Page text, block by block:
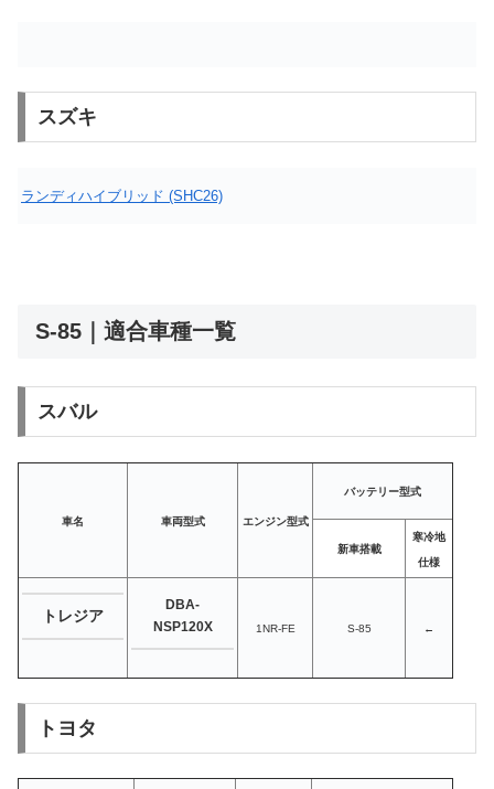
スズキ
ランディハイブリッド (SHC26)
S-85｜適合車種一覧
スバル
車名 車両型式 エンジン型式
バッテリー型式
新車搭載
寒冷地
仕様
トレジア
DBA-
NSP120X
1NR-FE S-85 ←
トヨタ